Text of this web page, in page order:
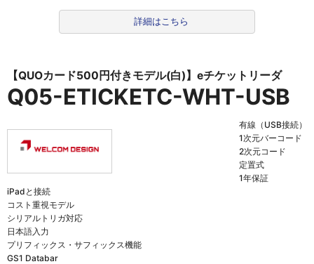
詳細はこちら
【QUOカード500円付きモデル(白)】eチケットリーダ
Q05-ETICKETC-WHT-USB
有線（USB接続）
1次元バーコード
2次元コード
定置式
1年保証
iPadと接続
コスト重視モデル
シリアルトリガ対応
日本語入力
プリフィックス・サフィックス機能
GS1 Databar